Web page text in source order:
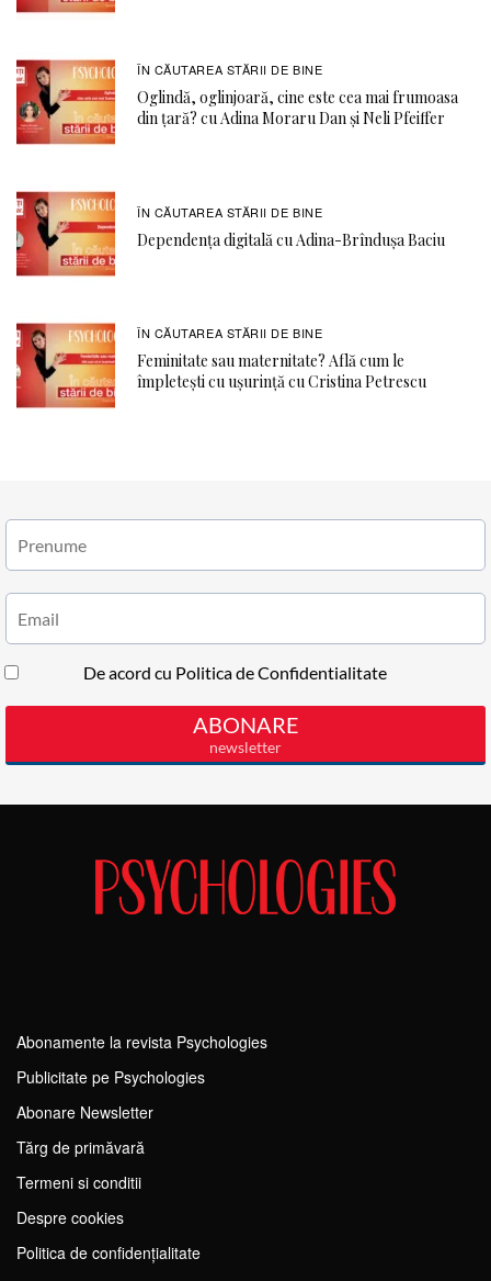
ÎN CĂUTAREA STĂRII DE BINE
Oglindă, oglinjoară, cine este cea mai frumoasa
din țară? cu Adina Moraru Dan și Neli Pfeiffer
ÎN CĂUTAREA STĂRII DE BINE
Dependența digitală cu Adina-Brîndușa Baciu
ÎN CĂUTAREA STĂRII DE BINE
Feminitate sau maternitate? Află cum le
împletești cu ușurință cu Cristina Petrescu
Abonamente la revista Psychologies
Publicitate pe Psychologies
Abonare Newsletter
Tărg de primăvară
Termeni si conditii
Despre cookies
Politica de confidențialitate